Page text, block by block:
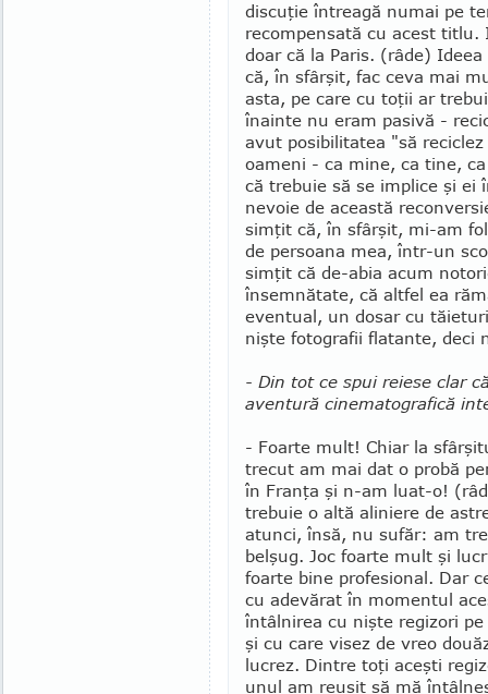
discuţie întreagă numai pe
recompensată cu acest
doar că la Paris. (râde)
că, în sfârşit, fac ceva mai
asta, pe care cu toţii ar
înainte nu eram pasivă -
avut posibi­li­tatea "să
oameni - ca mine, ca tine,
că tre­buie să se implice şi ei
nevoie de această
simţit că, în sfârşit, mi-am
de per­soana mea, într-un
simţit că de-abia acum
însem­nătate, că altfel ea
eventual, un dosar cu
nişte fotografii flatante, deci
- Din tot ce spui reiese clar
aventură cine­ma­tografică
- Foarte mult! Chiar la
trecut am mai dat o probă
în Franţa şi n-am luat-o!
trebuie o altă aliniere de
atunci, însă, nu sufăr: am
belşug. Joc foarte mult şi
foarte bine profesional. Dar
cu adevărat în momentul
întâlnirea cu nişte regizori
şi cu care visez de vreo
lucrez. Dintre toţi aceşti
unul am reuşit să mă